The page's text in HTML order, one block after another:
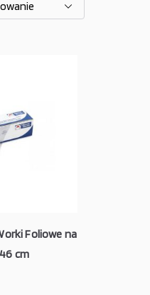
Foliowe na
cm